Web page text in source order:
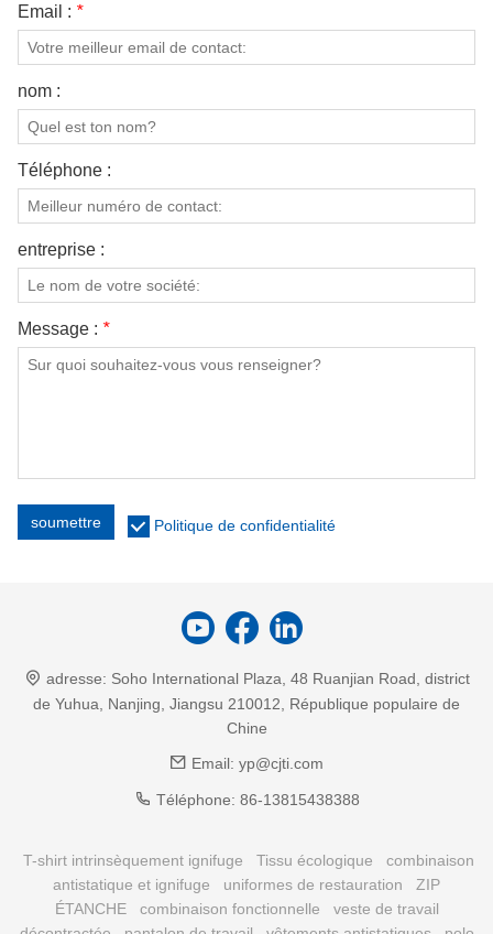
Email : *
nom :
Téléphone :
entreprise :
Message : *
soumettre Politique de confidentialité
adresse: Soho International Plaza, 48 Ruanjian Road, district
de Yuhua, Nanjing, Jiangsu 210012, République populaire de
Chine
Email: yp@cjti.com
Téléphone: 86-13815438388
T-shirt intrinsèquement ignifuge Tissu écologique
combinaison
antistatique et ignifuge
uniformes de restauration
ZIP
ÉTANCHE
combinaison fonctionnelle
veste de travail